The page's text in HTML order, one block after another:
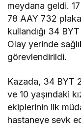
meydana geldi.
78 AAY 732
kullandığı 34
Olay yerinde
görevlendirildi.
Kazada, 34 BYT
ve 10 yaşındaki
ekiplerinin ilk
hastaneye sevk